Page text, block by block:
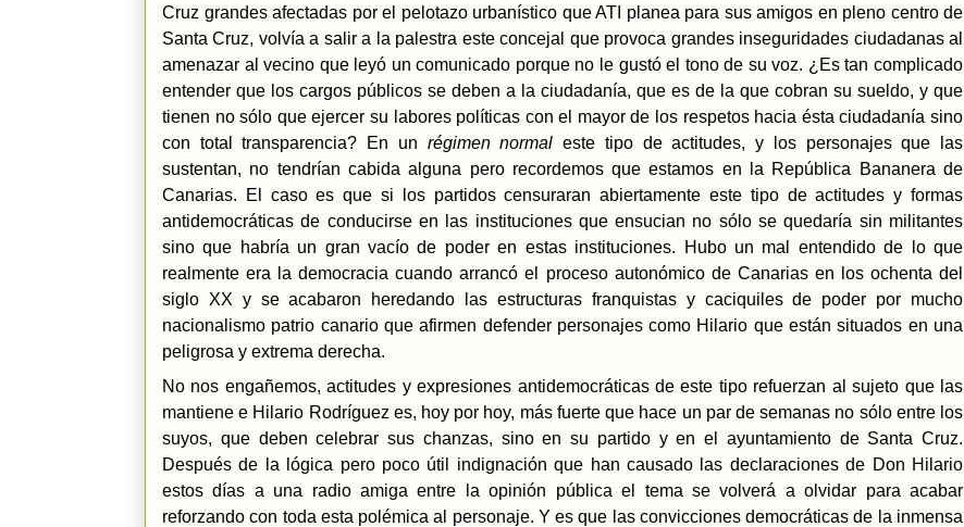
Cruz grandes afectadas por el pelotazo urbanístico que ATI planea para sus amigos en pleno centro de
Santa Cruz, volvía a salir a la palestra este concejal que provoca grandes inseguridades ciudadanas al
amenazar al vecino que leyó un comunicado porque no le gustó el tono de su voz. ¿Es tan complicado
entender que los cargos públicos se deben a la ciudadanía, que es de la que cobran su sueldo, y que
tienen no sólo que ejercer su labores políticas con el mayor de los respetos hacia ésta ciudadanía sino
con total transparencia? En un régimen normal este tipo de actitudes, y los personajes que las
sustentan, no tendrían cabida alguna pero recordemos que estamos en la República Bananera de
Canarias. El caso es que si los partidos censuraran abiertamente este tipo de actitudes y formas
antidemocráticas de conducirse en las instituciones que ensucian no sólo se quedaría sin militantes
sino que habría un gran vacío de poder en estas instituciones. Hubo un mal entendido de lo que
realmente era la democracia cuando arrancó el proceso autonómico de Canarias en los ochenta del
siglo XX y se acabaron heredando las estructuras franquistas y caciquiles de poder por mucho
nacionalismo patrio canario que afirmen defender personajes como Hilario que están situados en una
peligrosa y extrema derecha.
No nos engañemos, actitudes y expresiones antidemocráticas de este tipo refuerzan al sujeto que las
mantiene e Hilario Rodríguez es, hoy por hoy, más fuerte que hace un par de semanas no sólo entre los
suyos, que deben celebrar sus chanzas, sino en su partido y en el ayuntamiento de Santa Cruz.
Después de la lógica pero poco útil indignación que han causado las declaraciones de Don Hilario
estos días a una radio amiga entre la opinión pública el tema se volverá a olvidar para acabar
reforzando con toda esta polémica al personaje. Y es que las convicciones democráticas de la inmensa